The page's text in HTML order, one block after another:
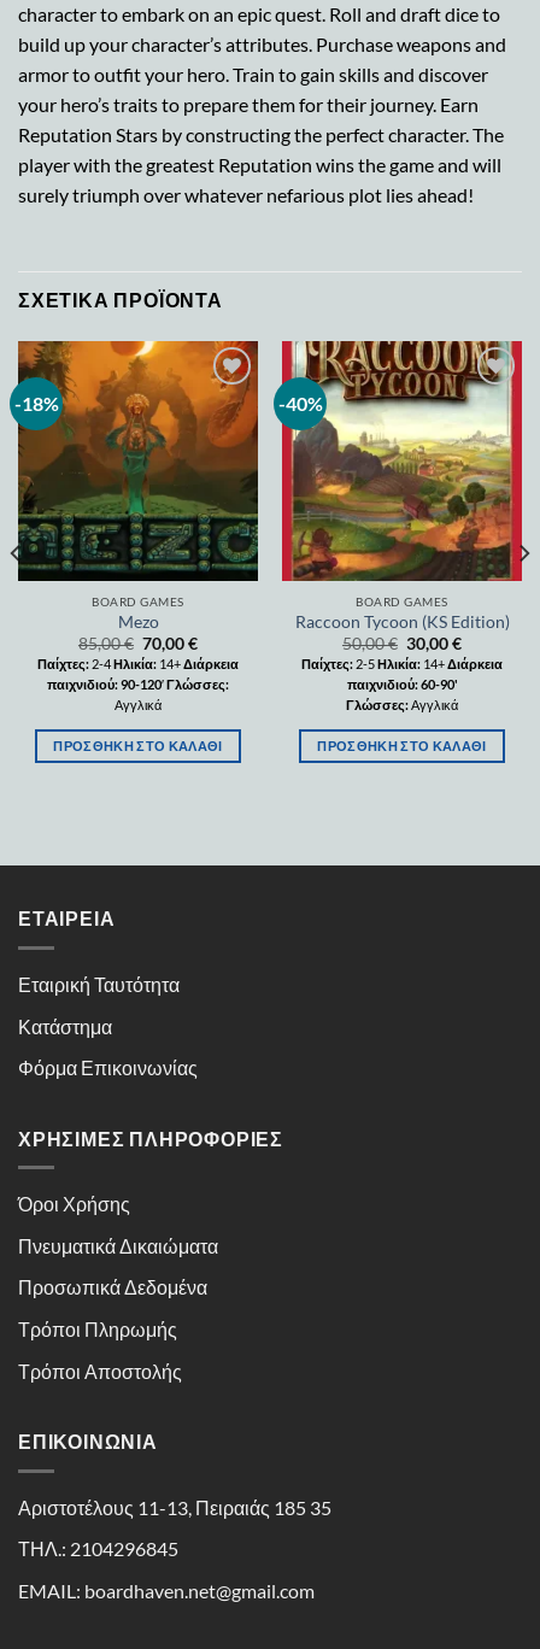
character to embark on an epic quest. Roll and draft dice to
build up your character’s attributes. Purchase weapons and
armor to outfit your hero. Train to gain skills and discover
your hero’s traits to prepare them for their journey. Earn
Reputation Stars by constructing the perfect character. The
player with the greatest Reputation wins the game and will
surely triumph over whatever nefarious plot lies ahead!
ΣΧΕΤΙΚΆ ΠΡΟΪΌΝΤΑ
-18%
Add to
wishlist
BOARD GAMES
Mezo
85,00€ 70,00€
Παίχτες: 2-4Ηλικία: 14+Διάρκεια
παιχνιδιού: 90-120′Γλώσσες:
Αγγλικά
ΠΡΟΣΘΉΚΗ ΣΤΟ ΚΑΛΆΘΙ
-40%
Add to
BOARD GAMES
Raccoon Tycoon (KS Edition)
50,00€ 30,00€
Παίχτες: 2-5Ηλικία: 14+Διάρκεια
παιχνιδιού: 60-90'
Γλώσσες:Αγγλικά
ΠΡΟΣΘΉΚΗ ΣΤΟ ΚΑΛΆΘΙ
ΕΤΑΙΡΕΊΑ
Εταιρική Ταυτότητα
Κατάστημα
Φόρμα Επικοινωνίας
ΧΡΉΣΙΜΕΣ ΠΛΗΡΟΦΟΡΊΕΣ
Όροι Χρήσης
Πνευματικά Δικαιώματα
Προσωπικά Δεδομένα
Τρόποι Πληρωμής
Τρόποι Αποστολής
ΕΠΙΚΟΙΝΩΝΊΑ
Αριστοτέλους 11-13, Πειραιάς 185 35
ΤΗΛ.: 2104296845
EMAIL: boardhaven.net@gmail.com